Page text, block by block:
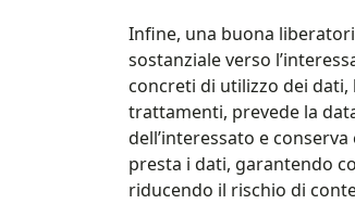
Infine, una buona
sostanziale verso
concreti di utilizzo dei
trattamenti, prevede la
dell’interessato e
presta i dati, garantendo
riducendo il rischio di